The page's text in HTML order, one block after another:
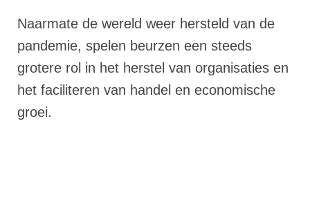
Naarmate de wereld weer hersteld van de
pandemie, spelen beurzen een steeds
grotere rol in het herstel van organisaties en
het faciliteren van handel en economische
groei.